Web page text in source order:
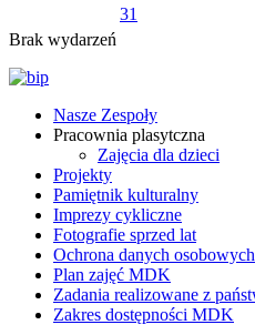
31
Brak wydarzeń
Nasze Zespoły
Pracownia plasytczna
Zajęcia dla dzieci
Projekty
Pamiętnik kulturalny
Imprezy cykliczne
Fotografie sprzed lat
Ochrona danych osobowych
Plan zajęć MDK
Zadania realizowane z
Zakres dostępności MDK